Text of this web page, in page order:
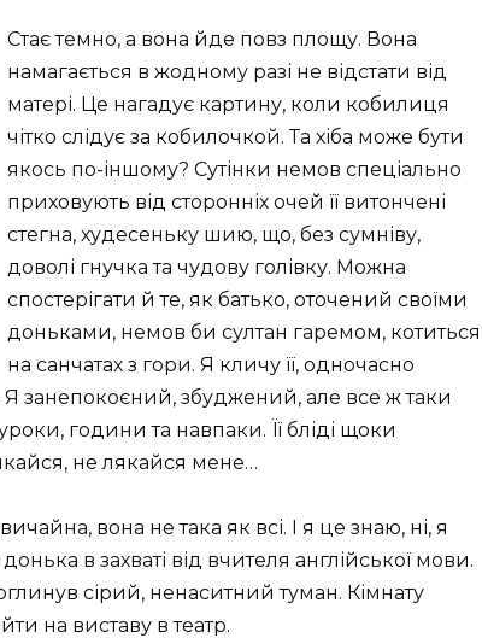
Стає темно, а вона йде повз площу. Вона
намагається в жодному разі не відстати від
матері. Це нагадує картину, коли кобилиця
чітко слідує за кобилочкой. Та хіба може бути
якось по-іншому? Сутінки немов спеціально
приховують від сторонніх очей її витончені
стегна, худесеньку шию, що, без сумніву,
доволі гнучка та чудову голівку. Можна
спостерігати й те, як батько, оточений своїми
доньками, немов би султан гаремом, котиться
на санчатах з гори. Я кличу її, одночасно
занепокоєний, збуджений, але все ж таки
години та навпаки. Її бліді щоки
не лякайся мене…
вона не така як всі. І я це знаю, ні, я
в захваті від вчителя англійської мови.
сірий, ненаситний туман. Кімнату
на виставу в театр.